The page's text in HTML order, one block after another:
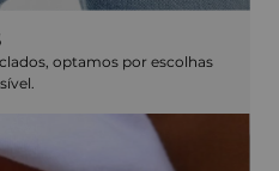
optamos por escolhas